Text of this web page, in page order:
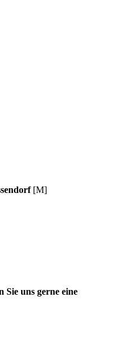
[M]
Sie uns gerne eine